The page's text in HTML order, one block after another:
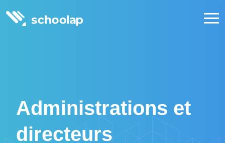
Administrations et
directeurs